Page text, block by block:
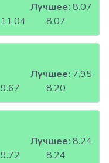
11.04 8.07
Лучшее: 8.07
9.67 8.20
Лучшее: 7.95
9.72 8.24
Лучшее: 8.24